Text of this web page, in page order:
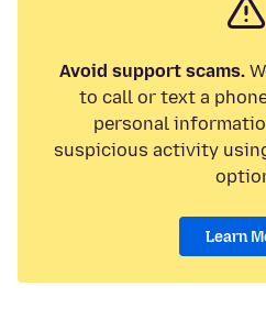
Avoid support scams.
to call or text a
personal
suspicious activity
Learn